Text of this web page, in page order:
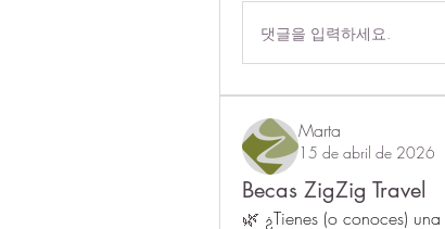
댓글을 입력하세요.
Marta
15 de abril de 2026
Becas ZigZig Travel
🌿 ¿Tienes (o conoces)